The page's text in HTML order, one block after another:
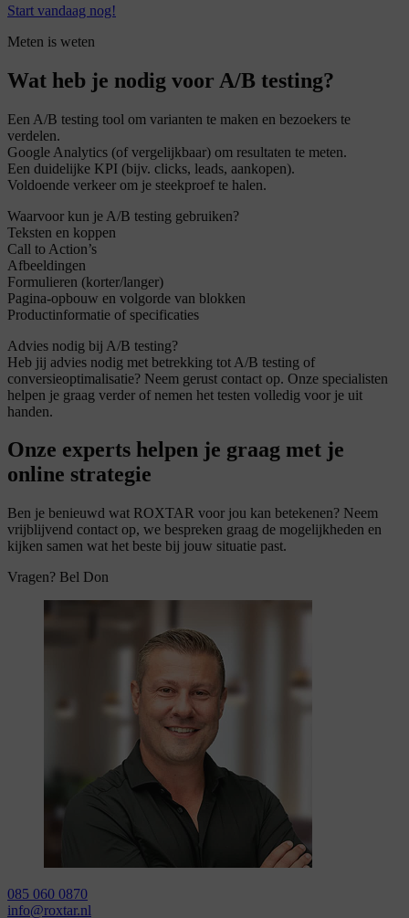
Start vandaag nog!
Meten is weten
Wat heb je nodig voor A/B testing?
Een A/B testing tool om varianten te maken en bezoekers te
verdelen.
Google Analytics (of vergelijkbaar) om resultaten te meten.
Een duidelijke KPI (bijv. clicks, leads, aankopen).
Voldoende verkeer om je steekproef te halen.
Waarvoor kun je A/B testing gebruiken?
Teksten en koppen
Call to Action’s
Afbeeldingen
Formulieren (korter/langer)
Pagina-opbouw en volgorde van blokken
Productinformatie of specificaties
Advies nodig bij A/B testing?
Heb jij advies nodig met betrekking tot A/B testing of
conversieoptimalisatie? Neem gerust contact op. Onze specialisten
helpen je graag verder of nemen het testen volledig voor je uit
handen.
Onze experts helpen je graag met je
online strategie
Ben je benieuwd wat ROXTAR voor jou kan betekenen? Neem
vrijblijvend contact op, we bespreken graag de mogelijkheden en
kijken samen wat het beste bij jouw situatie past.
Vragen? Bel Don
085 060 0870
info@roxtar.nl